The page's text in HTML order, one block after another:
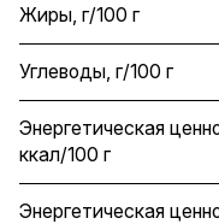
Жиры, г/100 г
Углеводы, г/100 г
Энергетическая
ккал/100 г
Энергетическая